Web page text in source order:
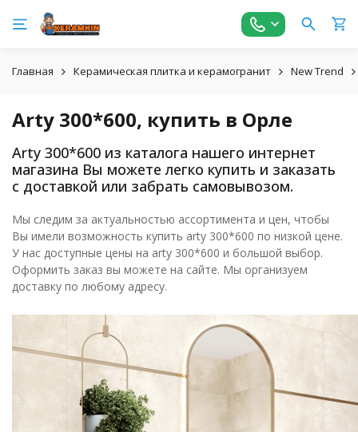
Главная Керамическая плитка и керамогранит New Trend
Arty 300*600, купить в Орле
Arty 300*600 из каталога нашего интернет
магазина Вы можете легко купить и заказать
с доставкой или забрать самовывозом.
Мы следим за актуальностью ассортимента и цен, чтобы
Вы имели возможность купить arty 300*600 по низкой цене.
У нас доступные цены на arty 300*600 и большой выбор.
Оформить заказ вы можете на сайте. Мы организуем
доставку по любому адресу.